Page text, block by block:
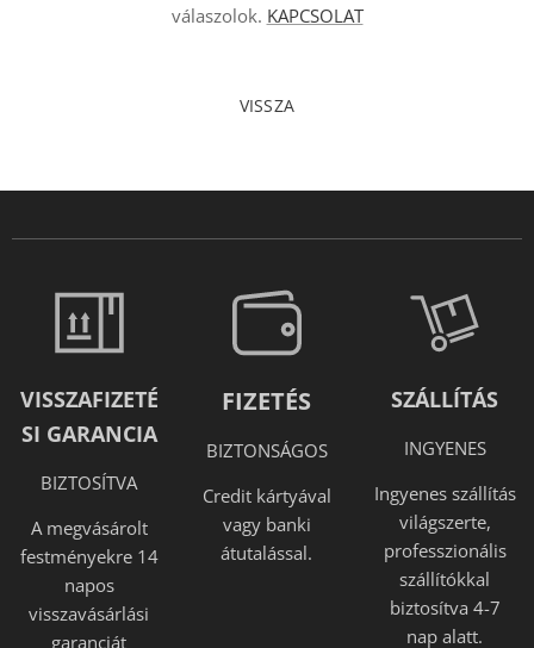
válaszolok. KAPCSOLAT
VISSZA
VISSZAFIZETÉ
SI GARANCIA
BIZTOSÍTVA
A megvásárolt
festményekre 14
napos
visszavásárlási
garanciát
FIZETÉS
BIZTONSÁGOS
Credit kártyával
vagy banki
átutalással.
SZÁLLÍTÁS
INGYENES
Ingyenes szállítás
világszerte,
professzionális
szállítókkal
biztosítva 4-7
nap alatt.